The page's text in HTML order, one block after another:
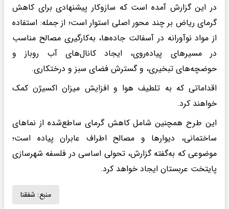
در این گزارش آمده است که سازوکار پیشنهادی برای کاهش
گرمای ریاض بر چند محور اصلی استوار است؛ از جمله: استفاده
از مواد نوآورانه در آسفالت جاده‌ها، به‌کارگیری مصالح مناسب
در مسیرهای پیاده‌روی، ایجاد کانال‌های آب روباز و
حوضچه‌های تبخیری، و گسترش فضای سبز و درختکاری.
اقداماتی که به تلطیف هوا و افزایش میزان اکسیژن کمک
خواهند کرد.
این طرح همچنین شامل کاهش گرمای ساطع‌شده از نماهای
ساختمانی، دیوارها و مصالح اطراف عابران پیاده است؛
موضوعی که به‌گفته گزارش، تحولی اساسی در فلسفه شهرسازی
پایتخت عربستان ایجاد خواهد کرد.
منبع: شفقنا